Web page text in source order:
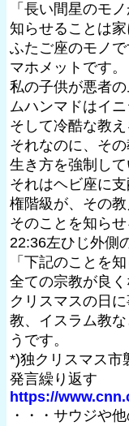
「長い間星のモ
知らせることは家
ふたご座のモノで
マホメットです。
私の子供が悪者の
ムハンマドはイ
そして冷酷な教え
それなのに、そ
生き方を強制して
それはヘビ座に
権階級が、その教
そのことを知ら
22:36左ひじ外側
「下記のことを
全ての宗教が良
クリスマスの日
教、イスラム教
うです。
*)独クリスマス市
発言繰り返す
https://
・・・サウジや